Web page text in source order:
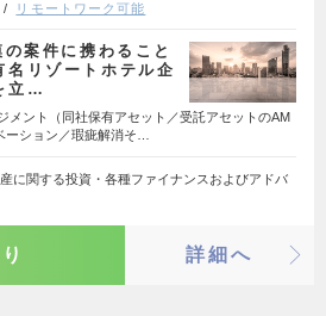
リモートワーク可能
案件に携わること
名リゾートホテル企
立…
メント（同社保有アセット／受託アセットのAM
ーション／瑕疵解消そ…
に関する投資・各種ファイナンスおよびアドバ
詳細へ